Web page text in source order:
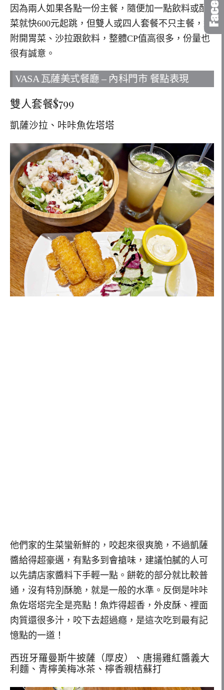
因為兩人如果各點一份主餐，隨便加一點飲料或配
菜就快600元起跳，但雙人或四人套餐不只主餐，還
附開胃菜、沙拉跟飲料，整體CP值高很多，份量也
很有誠意。
VASA 瓦薩美式餐廳 – 內科門市 餐點表現
雙人套餐$799
凱薩沙拉、咔咔魚佐塔塔
他們家的生菜蠻新鮮的，咬起來很爽脆，不過凱薩
醬給得超豪邁，有點多到會搶味，建議怕膩的人可
以先請店家醬料下手輕一點。餅乾的部分就比較普
通，沒有特別酥脆，就是一般的水準。反倒是咔咔
魚佐塔塔完全是亮點！魚炸得超香，外皮酥、裡面
肉質還很多汁，咬下去超過癮，是這次吃到最有記
憶點的一道！
西班牙羅曼斯牛披薩（厚皮）、唐揚雞紅醬義大
利麵、青檸美梅冰茶、檸香親桔蘇打